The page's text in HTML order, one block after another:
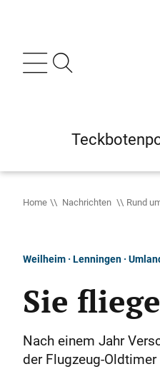
Home Nachrichten Rund
Weilheim · Lenningen ·
Sie
Nach einem Jahr
der Flugzeug-